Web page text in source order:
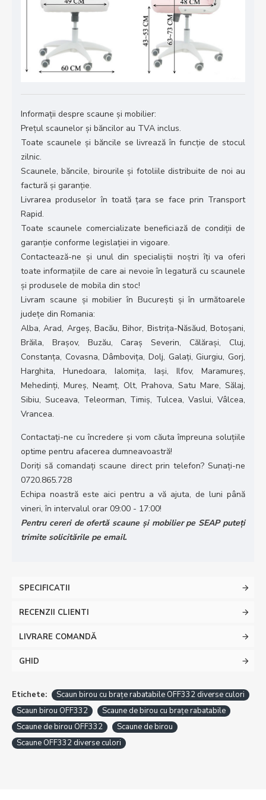
Informații despre scaune și mobilier:
Prețul scaunelor și băncilor au TVA inclus.
Toate scaunele și băncile se livrează în funcție de stocul
zilnic.
Scaunele, băncile, birourile și fotoliile distribuite de noi au
factură și garanție.
Livrarea produselor în toată țara se face prin Transport
Rapid.
Toate scaunele comercializate beneficiază de condiții de
garanție conforme legislației in vigoare.
Contactează-ne și unul din specialiștii noștri îți va oferi
toate informațiile de care ai nevoie în legatură cu scaunele
și produsele de mobila din stoc!
Livram scaune și mobilier în București și în următoarele
județe din Romania:
Alba, Arad, Argeș, Bacău, Bihor, Bistrița-Năsăud, Botoșani,
Brăila, Brașov, Buzău, Caraș Severin, Călărași, Cluj,
Constanța, Covasna, Dâmbovița, Dolj, Galați, Giurgiu, Gorj,
Harghita, Hunedoara, Ialomița, Iași, Ilfov, Maramureș,
Mehedinți, Mureș, Neamț, Olt, Prahova, Satu Mare, Sălaj,
Sibiu, Suceava, Teleorman, Timiș, Tulcea, Vaslui, Vâlcea,
Vrancea.
Contactați-ne cu încredere și vom căuta împreuna soluțiile
optime pentru afacerea dumneavoastră!
Doriți să comandați scaune direct prin telefon? Sunați-ne
0720.865.728
Echipa noastră este aici pentru a vă ajuta, de luni până
vineri, în intervalul orar 09:00 - 17:00!
Pentru cereri de ofertă scaune și mobilier pe SEAP puteți
trimite solicitările pe email.
SPECIFICATII
RECENZII CLIENTI
LIVRARE COMANDĂ
GHID
Etichete:
Scaun birou cu brațe rabatabile OFF332 diverse culori
Scaun birou OFF332
Scaune de birou cu brațe rabatabile
Scaune de birou OFF332
Scaune de birou
Scaune OFF332 diverse culori